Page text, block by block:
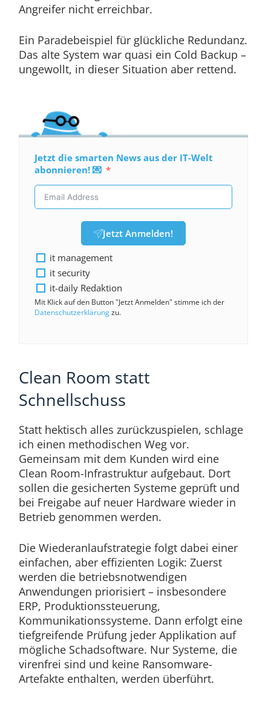
Angreifer nicht erreichbar.
Ein Paradebeispiel für glückliche Redundanz.
Das alte System war quasi ein Cold Backup –
ungewollt, in dieser Situation aber rettend.
Jetzt die smarten News aus der IT-Welt
abonnieren! 💌
Jetzt Anmelden!
it management
it security
it-daily Redaktion
Mit Klick auf den Button "Jetzt Anmelden" stimme ich der
Datenschutzerklärungzu.
Clean Room statt
Schnellschuss
Statt hektisch alles zurückzuspielen, schlage
ich einen methodischen Weg vor.
Gemeinsam mit dem Kunden wird eine
Clean Room-Infrastruktur aufgebaut. Dort
sollen die gesicherten Systeme geprüft und
bei Freigabe auf neuer Hardware wieder in
Betrieb genommen werden.
Die Wiederanlaufstrategie folgt dabei einer
einfachen, aber effizienten Logik: Zuerst
werden die betriebsnotwendigen
Anwendungen priorisiert – insbesondere
ERP, Produktionssteuerung,
Kommunikationssysteme. Dann erfolgt eine
tiefgreifende Prüfung jeder Applikation auf
mögliche Schadsoftware. Nur Systeme, die
virenfrei sind und keine Ransomware-
Artefakte enthalten, werden überführt.